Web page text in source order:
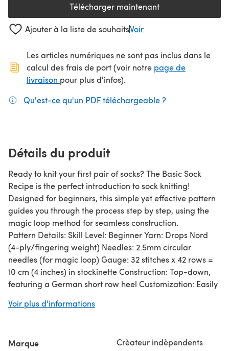
Télécharger maintenant(s'ouvre dans un nouvel
Ajouter à la liste de souhaitsVoir
Les articles numériques ne sont pas inclus dans le
calcul des frais de port (voir notre page de
livraison (s'ouvre dans un nouvel onglet)
pour plus d'infos).
Qu'est-ce qu'un PDF téléchargeable ?
Détails du produit
Ready to knit your first pair of socks? The Basic Sock
Recipe is the perfect introduction to sock knitting!
Designed for beginners, this simple yet effective pattern
guides you through the process step by step, using the
magic loop method for seamless construction.
Pattern Details: Skill Level: Beginner Yarn: Drops Nord
(4-ply/fingering weight) Needles: 2.5mm circular
needles (for magic loop) Gauge: 32 stitches x 42 rows =
10 cm (4 inches) in stockinette Construction: Top-down,
featuring a German short row heel Customization: Easily
This pattern is designed to help you build confidence in
pair or looking for a reliable go-to sock pattern, the
Voir plus d'informations
Marque Crèateur indèpendents